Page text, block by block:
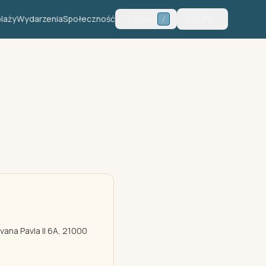
WydarzeniaSpołeczność /
Pavla II 6A, 21000